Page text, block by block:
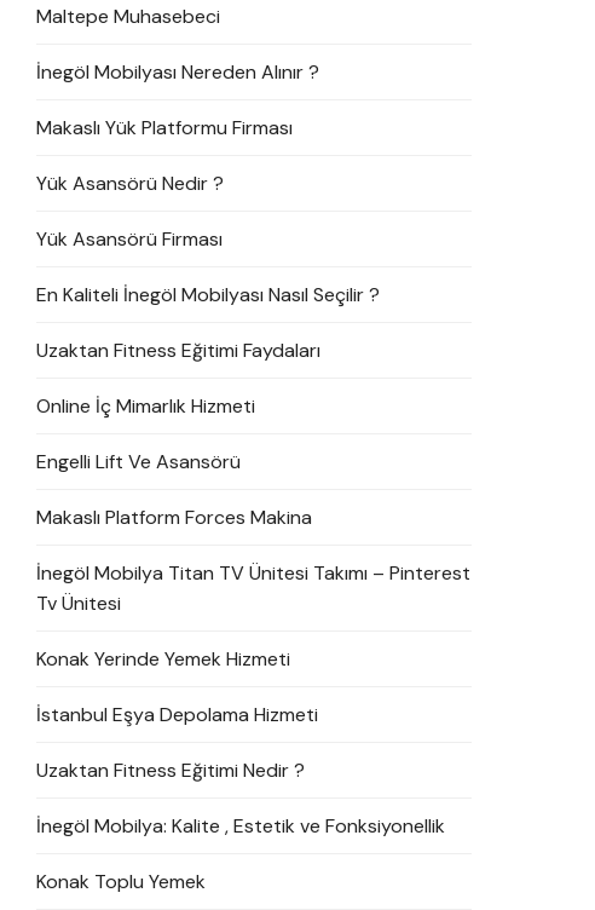
Maltepe Muhasebeci
İnegöl Mobilyası Nereden Alınır ?
Makaslı Yük Platformu Firması
Yük Asansörü Nedir ?
Yük Asansörü Firması
En Kaliteli İnegöl Mobilyası Nasıl Seçilir ?
Uzaktan Fitness Eğitimi Faydaları
Online İç Mimarlık Hizmeti
Engelli Lift Ve Asansörü
Makaslı Platform Forces Makina
İnegöl Mobilya Titan TV Ünitesi Takımı – Pinterest
Tv Ünitesi
Konak Yerinde Yemek Hizmeti
İstanbul Eşya Depolama Hizmeti
Uzaktan Fitness Eğitimi Nedir ?
İnegöl Mobilya: Kalite , Estetik ve Fonksiyonellik
Konak Toplu Yemek